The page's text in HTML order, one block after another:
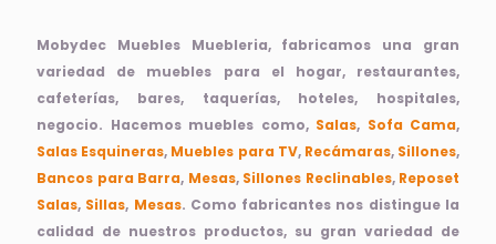
Mobydec Muebles Muebleria, fabricamos una gran
variedad de muebles para el hogar, restaurantes,
cafeterías, bares, taquerías, hoteles, hospitales,
negocio. Hacemos muebles como, Salas, Sofa Cama,
Salas Esquineras, Muebles para TV, Recámaras, Sillones,
Bancos para Barra, Mesas, Sillones Reclinables, Reposet
Salas, Sillas, Mesas. Como fabricantes nos distingue la
calidad de nuestros productos, su gran variedad de